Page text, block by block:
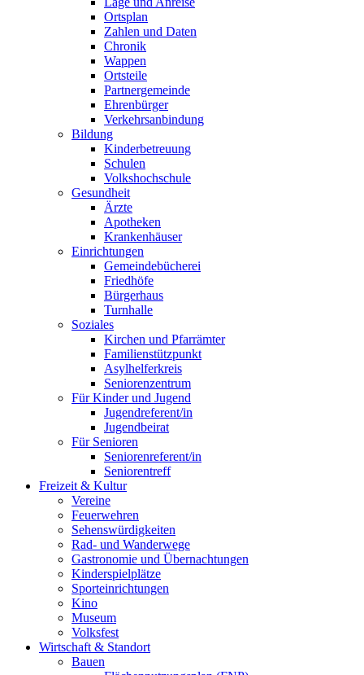
Ortsplan
Zahlen und Daten
Chronik
Wappen
Ortsteile
Partnergemeinde
Ehrenbürger
Verkehrsanbindung
Bildung
Kinderbetreuung
Schulen
Volkshochschule
Gesundheit
Ärzte
Apotheken
Krankenhäuser
Einrichtungen
Gemeindebücherei
Friedhöfe
Bürgerhaus
Turnhalle
Soziales
Kirchen und Pfarrämter
Familienstützpunkt
Asylhelferkreis
Seniorenzentrum
Für Kinder und Jugend
Jugendreferent/in
Jugendbeirat
Für Senioren
Seniorenreferent/in
Seniorentreff
Freizeit & Kultur
Vereine
Feuerwehren
Sehenswürdigkeiten
Rad- und Wanderwege
Gastronomie und Übernachtungen
Kinderspielplätze
Sporteinrichtungen
Kino
Museum
Volksfest
Wirtschaft & Standort
Bauen